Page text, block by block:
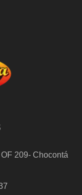
209- Chocontá